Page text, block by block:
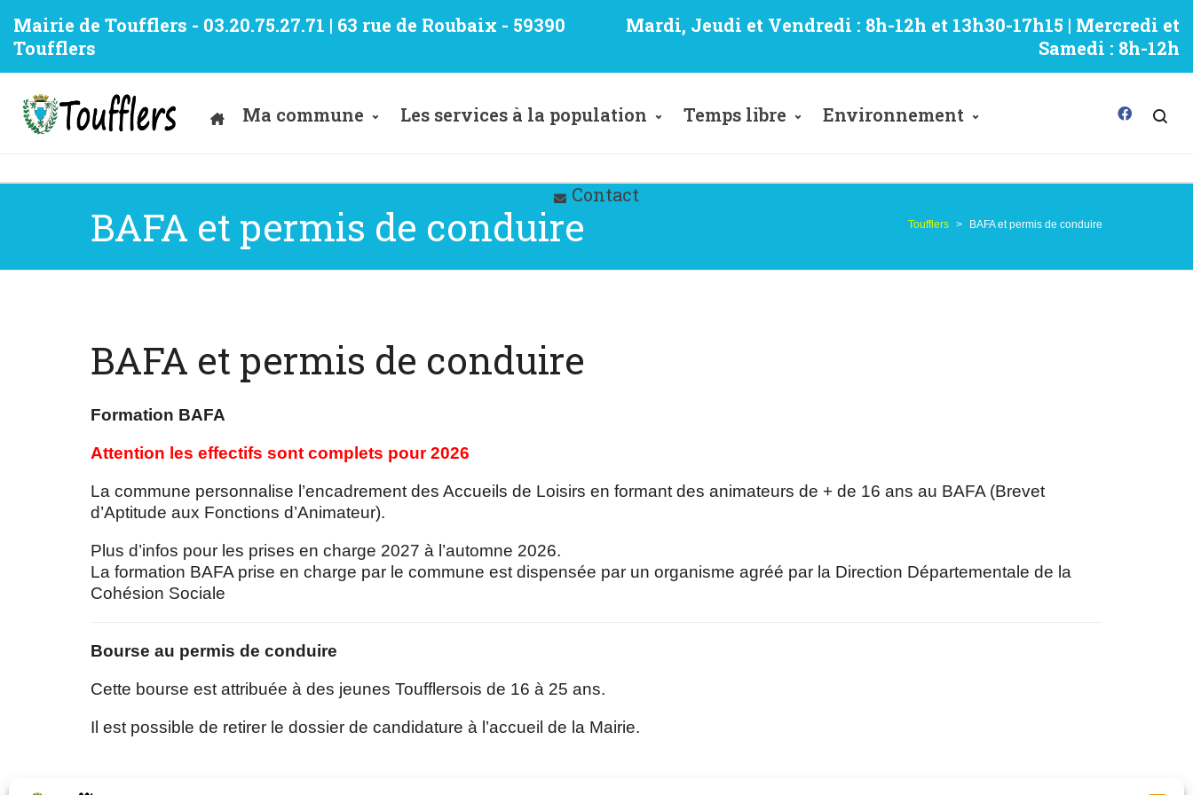
Mairie de Toufflers - 03.20.75.27.71 | 63 rue de Roubaix - 59390
Toufflers
Mardi, Jeudi et Vendredi : 8h-12h et 13h30-17h15 | Mercredi et
Samedi : 8h-12h
Ma commune Les services à la population Temps libre Environnement
Contact
BAFA et permis de conduire Toufflers > BAFA et permis de conduire
BAFA et permis de conduire
Formation BAFA
Attention les effectifs sont complets pour 2026
La commune personnalise l’encadrement des Accueils de Loisirs en formant des animateurs de + de 16 ans au BAFA (Brevet
d’Aptitude aux Fonctions d’Animateur).
Plus d’infos pour les prises en charge 2027 à l’automne 2026.
La formation BAFA prise en charge par le commune est dispensée par un organisme agréé par la Direction Départementale de la
Cohésion Sociale
Bourse au permis de conduire
Cette bourse est attribuée à des jeunes Toufflersois de 16 à 25 ans.
Il est possible de retirer le dossier de candidature à l’accueil de la Mairie.